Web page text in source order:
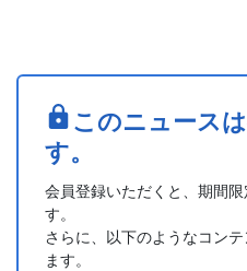
とで国家財政への負担を軽
接的に支援できるようリソ
う。また、BCG (バイオ・
沿って、先....
このニュース
す。
会員登録いただくと、期間
す。
さらに、以下のようなコン
ます。